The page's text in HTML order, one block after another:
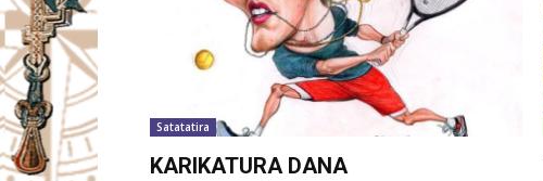
Satatatira
KARIKATURA DANA